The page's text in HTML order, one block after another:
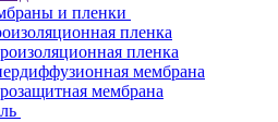
и пленки
пленка
пленка
мембрана
мембрана